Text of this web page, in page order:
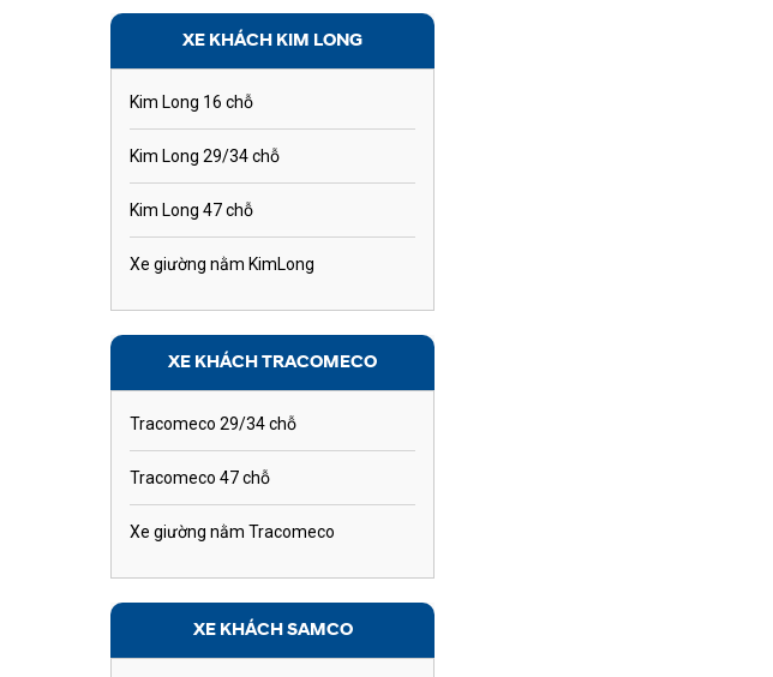
XE KHÁCH KIM LONG
Kim Long 16 chỗ
Kim Long 29/34 chỗ
Kim Long 47 chỗ
Xe giường nằm KimLong
XE KHÁCH TRACOMECO
Tracomeco 29/34 chỗ
Tracomeco 47 chỗ
Xe giường nằm Tracomeco
XE KHÁCH SAMCO